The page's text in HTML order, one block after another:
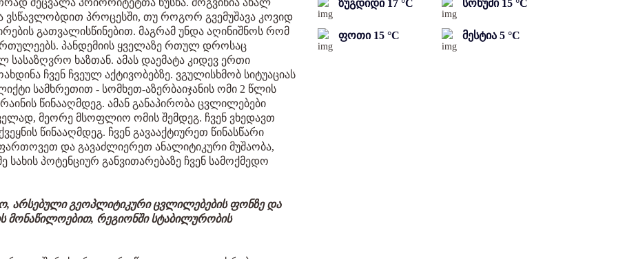
ვსწავლობდით პროცესში, თუ როგორ გვემუშავა კოვიდ
გათვალისწინებით. მაგრამ უნდა აღინიშნოს რომ
პანდემიის ყველაზე რთულ დროსაც
სასაზღვრო ხაზთან. ამას დაემატა კიდევ ერთი
ჩვენ ჩვეულ აქტივობებზე. ვგულისხმობ სიტუაციას
სამხრეთით - სომხეთ-აზერბაიჯანის ომი 2 წლის
წინააღმდეგ. ამან განაპირობა ცვლილებები
მეორე მსოფლიო ომის შემდეგ. ჩვენ ვხედავთ
წინააღმდეგ. ჩვენ გავააქტიურეთ წინასწარი
და გავაძლიერეთ ანალიტიკური მუშაობა,
პოტენციურ განვითარებაზე ჩვენ სამოქმედო
არსებული გეოპლიტიკური ცვლილებების ფონზე და
მონაწილოებით, რეგიონში სტაბილურობის
ზუგდიდი 17 °C სოხუმი 15 °C
ფოთი 15 °C მესტია 5 °C